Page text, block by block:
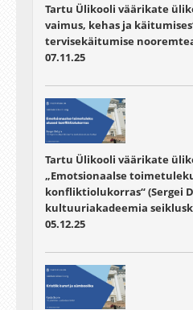
Tartu Ülikooli väärikate
vaimus, kehas ja
tervisekäitumise
07.11.25
Tartu Ülikooli väärikate
„Emotsionaalse
konfliktiolukorras“ (Sergei
kultuuriakadeemia
05.12.25